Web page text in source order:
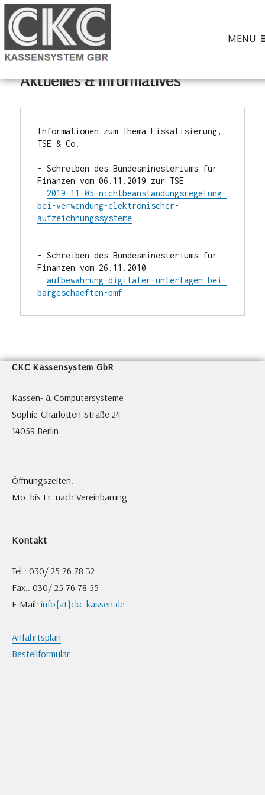
CKC-Kassensysteme
MENU
Home» Aktuelles & informatives
Aktuelles & informatives
Informationen zum Thema Fiskalisierung,
TSE & Co.
- Schreiben des Bundesminesteriums für
Finanzen vom 06.11.2019 zur TSE
2019-11-05-nichtbeanstandungsregelung-
bei-verwendung-elektronischer-
aufzeichnungssysteme
- Schreiben des Bundesminesteriums für
Finanzen vom 26.11.2010
aufbewahrung-digitaler-unterlagen-bei-
bargeschaeften-bmf
CKC Kassensystem GbR
Kassen- & Computersysteme
Sophie-Charlotten-Straße 24
14059 Berlin
Öffnungszeiten:
Mo. bis Fr. nach Vereinbarung
Kontakt
Tel.: 030/ 25 76 78 32
Fax.: 030/ 25 76 78 55
E-Mail: info{at}ckc-kassen.de
Anfahrtsplan
Bestellformular